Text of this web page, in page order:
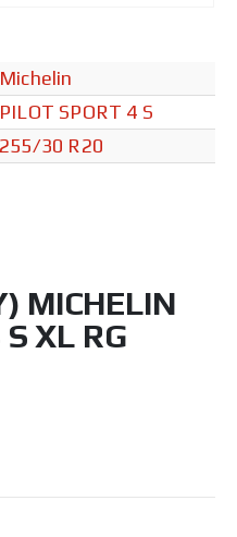
Michelin
PILOT SPORT 4 S
255/30 R20
MICHELIN
XL RG